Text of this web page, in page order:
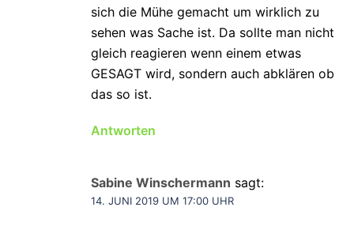
sich die Mühe gemacht um wirklich zu
sehen was Sache ist. Da sollte man nicht
gleich reagieren wenn einem etwas
GESAGT wird, sondern auch abklären ob
das so ist.
Antworten
Sabine Winschermann sagt:
14. JUNI 2019 UM 17:00 UHR